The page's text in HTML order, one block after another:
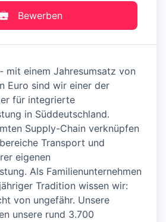
Bewerben
mit einem Jahresumsatz von
Euro sind wir einer der
für integrierte
in Süddeutschland.
Supply-Chain verknüpfen
Transport und
eigenen
Als Familienunternehmen
Tradition wissen wir:
von ungefähr. Unsere
unsere rund 3.700